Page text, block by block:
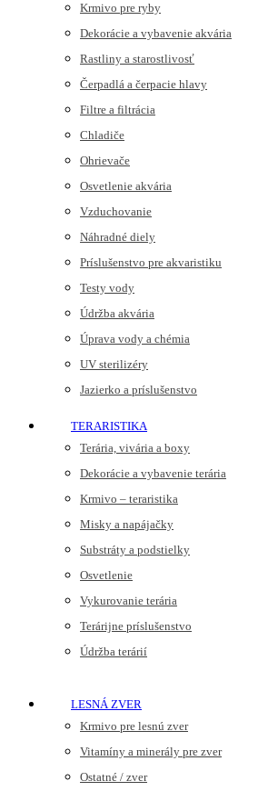
Krmivo pre ryby
Dekorácie a vybavenie akvária
Rastliny a starostlivosť
Čerpadlá a čerpacie hlavy
Filtre a filtrácia
Chladiče
Ohrievače
Osvetlenie akvária
Vzduchovanie
Náhradné diely
Príslušenstvo pre akvaristiku
Testy vody
Údržba akvária
Úprava vody a chémia
UV sterilizéry
Jazierko a príslušenstvo
TERARISTIKA
Terária, vivária a boxy
Dekorácie a vybavenie terária
Krmivo – teraristika
Misky a napájačky
Substráty a podstielky
Osvetlenie
Vykurovanie terária
Terárijne príslušenstvo
Údržba terárií
LESNÁ ZVER
Krmivo pre lesnú zver
Vitamíny a minerály pre zver
Ostatné / zver